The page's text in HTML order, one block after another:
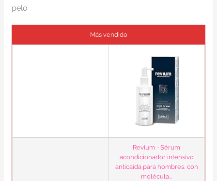
pelo
Más vendido
Revium - Sérum
acondicionador intensivo
anticaída para hombres, con
molécula...